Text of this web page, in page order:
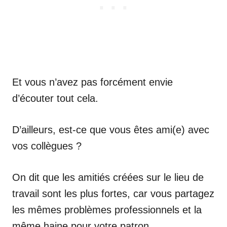
Et vous n’avez pas forcément envie
d’écouter tout cela.
D’ailleurs, est-ce que vous êtes ami(e) avec
vos collègues ?
On dit que les amitiés créées sur le lieu de
travail sont les plus fortes, car vous partagez
les mêmes problèmes professionnels et la